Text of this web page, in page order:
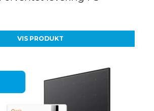
VIS PRODUKT